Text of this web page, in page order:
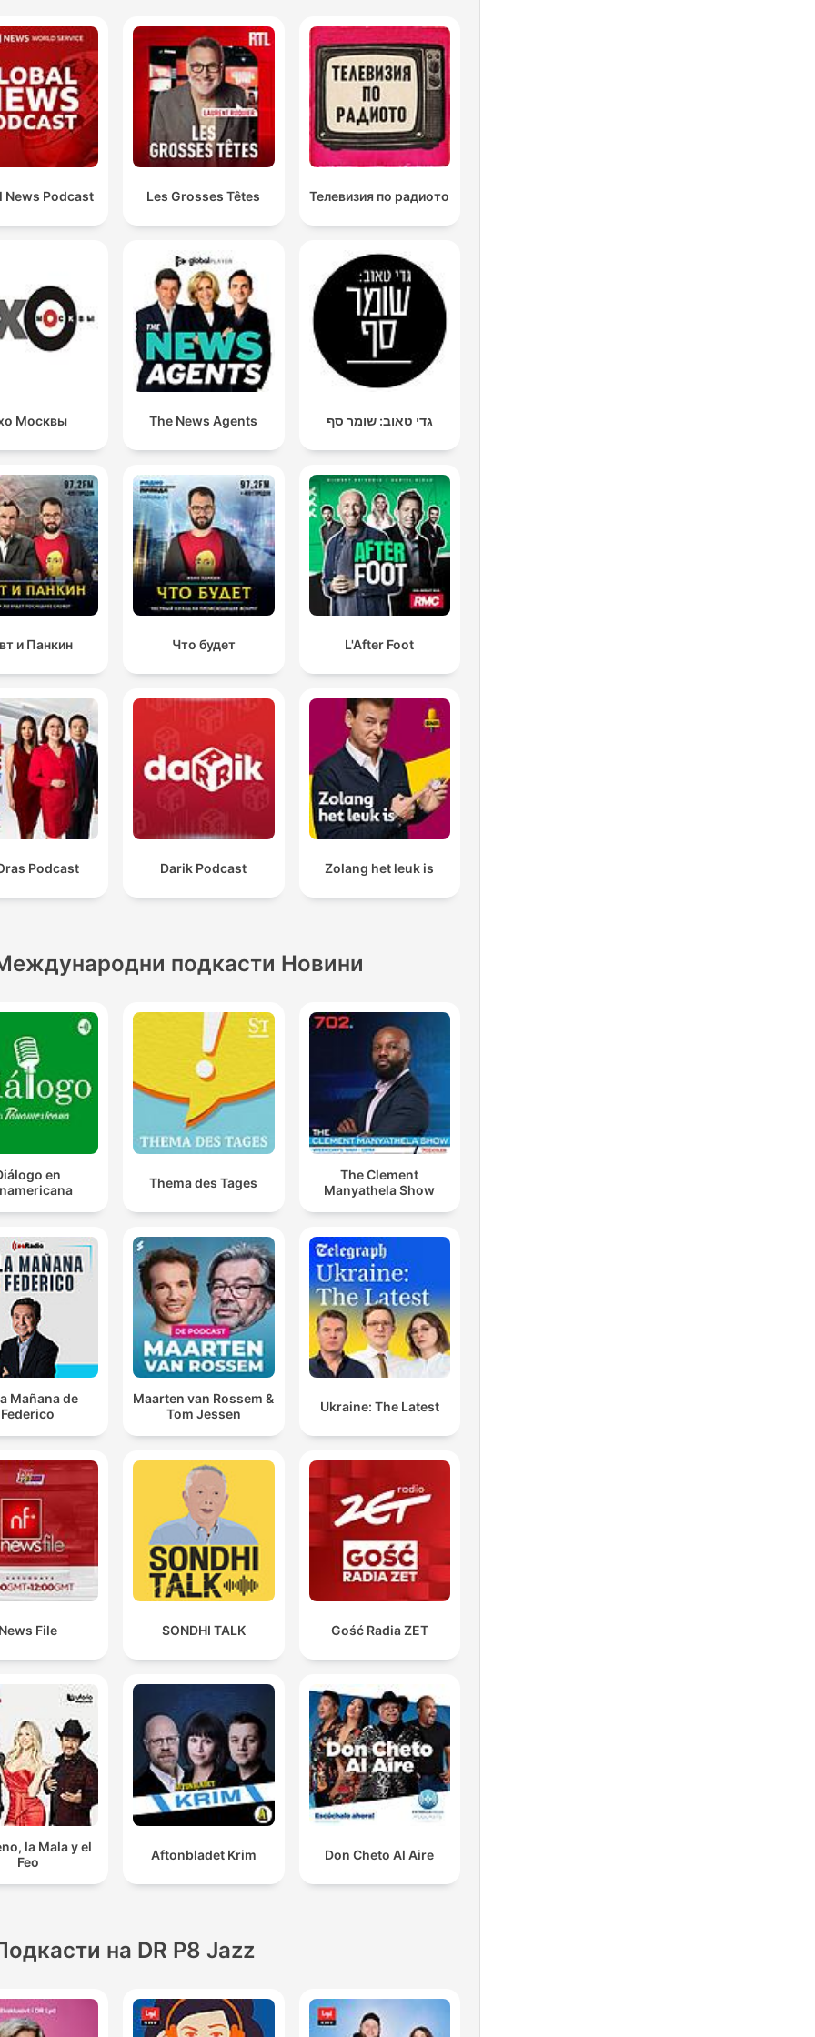
News Podcast Les Grosses Têtes Телевизия по радиото
Москвы The News Agents גדי טאוב: שומר סף
и Панкин Что будет L'After Foot
Podcast Darik Podcast Zolang het leuk is
подкасти Новини
en
Thema des Tages
The Clement
Manyathela Show
Mañana de
Federico
Maarten van Rossem &
Tom Jessen
Ukraine: The Latest
File SONDHI TALK Gość Radia ZET
la Mala y el
Feo
Aftonbladet Krim Don Cheto Al Aire
на DR P8 Jazz